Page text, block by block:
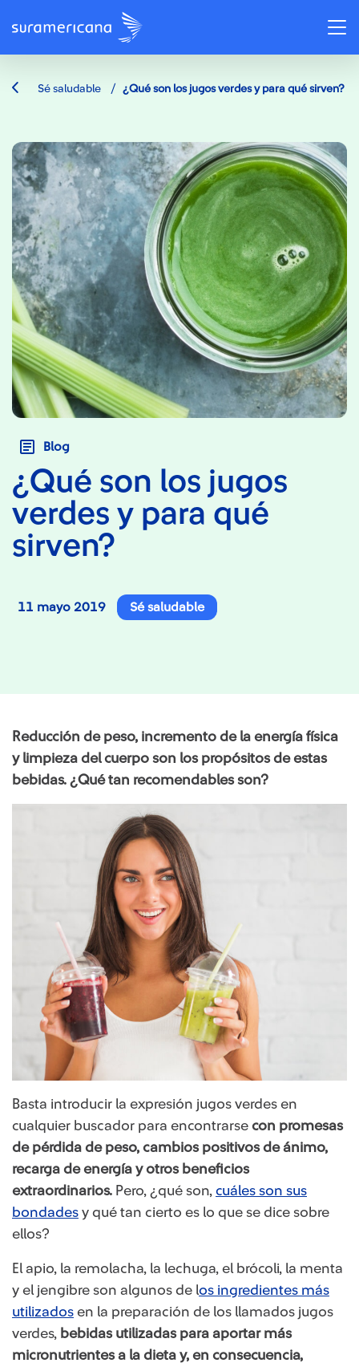
Sé saludable / ¿Qué son los jugos verdes y para qué sirven?
Blog
¿Qué son los jugos
verdes y para qué
sirven?
11 mayo 2019 Sé saludable
Reducción de peso, incremento de la energía física
y limpieza del cuerpo son los propósitos de estas
bebidas. ¿Qué tan recomendables son?
Basta introducir la expresión jugos verdes en
cualquier buscador para encontrarse con promesas
de pérdida de peso, cambios positivos de ánimo,
recarga de energía y otros beneficios
extraordinarios. Pero, ¿qué son, cuáles son sus
bondades​ y qué tan cierto es lo que se dice sobre
ellos?
El apio, la remolacha, la lechuga, el brócoli, la menta
y el jengibre son algunos de los ingredientes más
utilizados​ en la preparación de los llamados jugos
verdes, bebidas utilizadas para aportar más
micronutrientes a la dieta y, en consecuencia,